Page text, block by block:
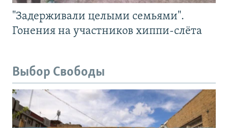
"Задерживали целыми семьями".
Гонения на участников хиппи-слёта
Выбор Свободы